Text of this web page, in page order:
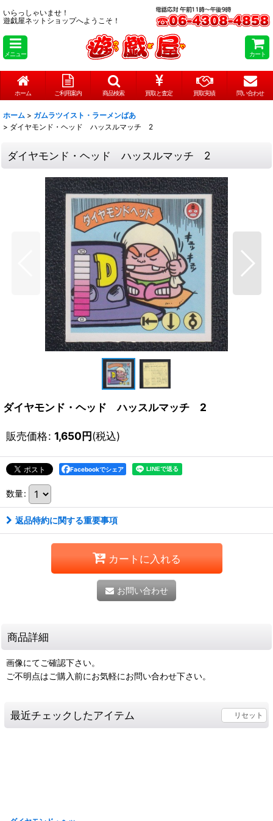
いらっしゃいませ！
遊戯屋ネットショップへようこそ！
メニュー カート
ホーム ご利用案内 商品検索 買取と査定 買取実績 問い合わせ
ホーム > ガムラツイスト・ラーメンばあ
> ダイヤモンド・ヘッド ハッスルマッチ 2
ダイヤモンド・ヘッド ハッスルマッチ 2
ダイヤモンド・ヘッド ハッスルマッチ 2
販売価格: 1,650円(税込)
Facebookでシェア
数量:
返品特約に関する重要事項
カートに入れる
お問い合わせ
商品詳細
画像にてご確認下さい。
ご不明点はご購入前にお気軽にお問い合わせ下さい。
最近チェックしたアイテム リセット